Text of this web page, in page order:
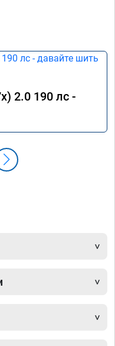
2.0 190 лс -